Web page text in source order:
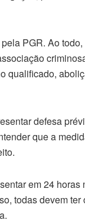
PGR. Ao
qualificado,
defesa
que a
em 24
todas devem